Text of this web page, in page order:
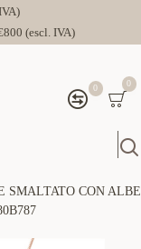
(escl. IVA)
0 0
SMALTATO CON ALBE